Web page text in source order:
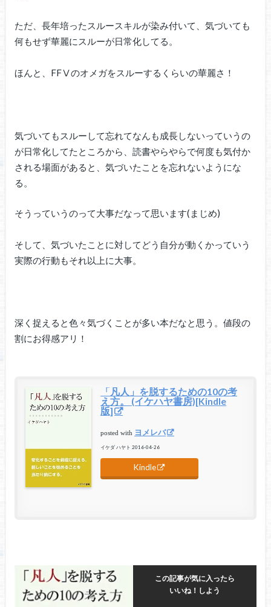
ただ、長年培ったスルースキルが染み付いて、気づいても
何もせず華麗にスルーが日常化してる。
ほんと、FFⅤのオメガをスルーするくらいの華麗さ！
気づいてもスルーして忘れてなんも成長しないっていうの
が日常化してたところから、読書やらやらで何度も気付か
される場面があると、気づいたことを忘れないようにな
る。
そうっていうのって大事だなって思います(まじめ)
そして、気づいたことに対してどう自分が動くかっていう
実際の行動もそれ以上に大事。
深く捉えると色々気づくことが多い本だなと思う。値段の
割にお得感アリ！
「凡人」を脱するための10の考
え方。 (イケハヤ書房)[Kindle
版]
posted with ヨメレバ
イケダ ハヤト 2016-04-26
Kindle
この記事が気に入ったら
いいね！しよう